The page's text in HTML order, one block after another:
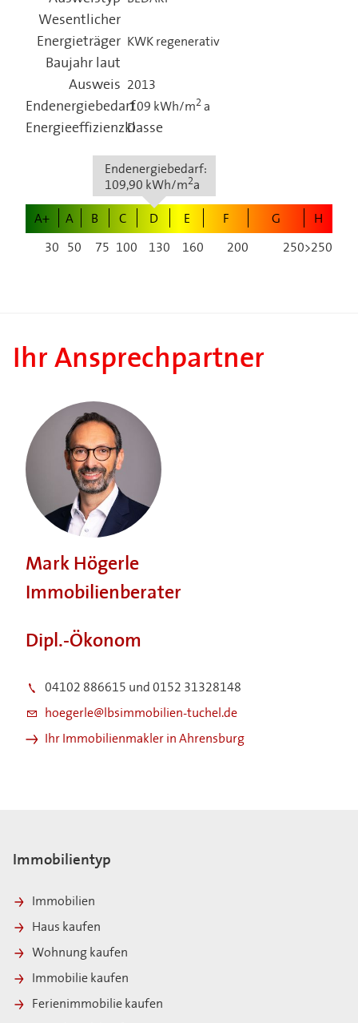
Wesentlicher
Energieträger
KWK regenerativ
Baujahr laut
Ausweis
2013
Endenergiebedarf109 kWh/m2a
Energieeffizienzklasse
D
Endenergiebedarf:
109,90 kWh/m2a
A+ A B C D E F G H
30 50 75 100 130 160 200 250>250
Ihr Ansprechpartner
Mark Högerle
Immobilienberater
Dipl.-Ökonom
04102 886615 und 0152 31328148
hoegerle@lbsimmobilien-tuchel.de
Ihr Immobilienmakler in Ahrensburg
Immobilientyp
Immobilien
Haus kaufen
Wohnung kaufen
Immobilie kaufen
Ferienimmobilie kaufen